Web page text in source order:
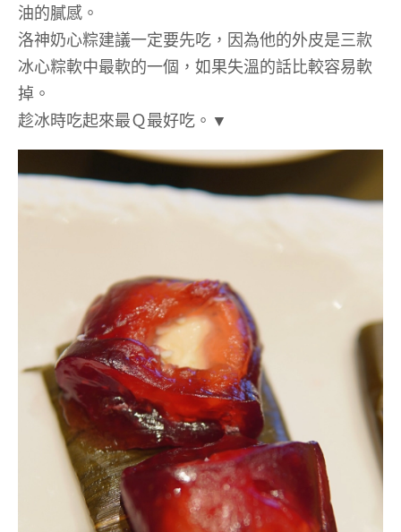
油的膩感。
洛神奶心粽建議一定要先吃，因為他的外皮是三款
冰心粽軟中最軟的一個，如果失溫的話比較容易軟
掉。
趁冰時吃起來最Ｑ最好吃。▼